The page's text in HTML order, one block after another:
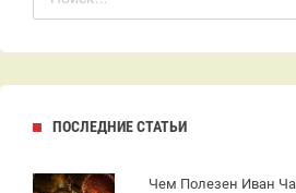
ПОСЛЕДНИЕ СТАТЬИ
Чем Полезен Иван